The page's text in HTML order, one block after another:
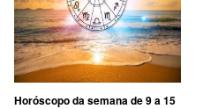
Horóscopo da semana de 9 a 15